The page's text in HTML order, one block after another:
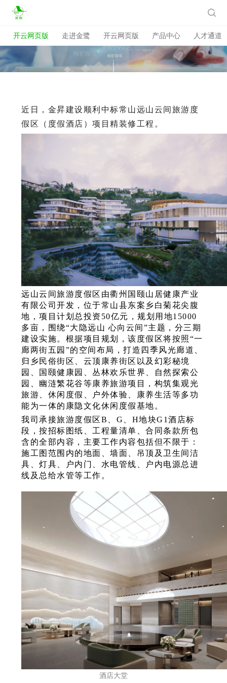
开云网页版
开云网页版 走进金鹭 开云网页版 产品中心 人才通道

近日，金昇建设顺利中标常山远山云间旅游度
假区（度假酒店）项目精装修工程。
远山云间旅游度假区由衢州国颐山居健康产业
有限公司开发，位于常山县东案乡白菊花尖腹
地，项目计划总投资50亿元，规划用地15000
多亩，围绕“大隐远山 心向云间”主题，分三期
建设实施。根据项目规划，该度假区将按照“一
廊两街五园”的空间布局，打造四季风光廊道、
归乡民俗街区、云顶康养街区以及幻彩秘境
园、国颐健康园、丛林欢乐世界、自然探索公
园、幽涟繁花谷等康养旅游项目，构筑集观光
旅游、休闲度假、户外体验、康养生活等多功
能为一体的康隐文化休闲度假基地。
我司承接旅游度假区B、G、H地块G1酒店标
段，按招标图纸、工程量清单、合同条款所包
含的全部内容，主要工作内容包括但不限于：
施工图范围内的地面、墙面、吊顶及卫生间洁
具、灯具、户内门、水电管线、户内电源总进
线及总给水管等工作。
酒店大堂